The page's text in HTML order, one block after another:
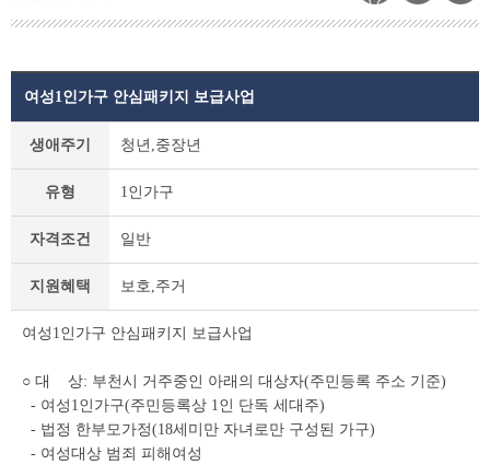
지
세
회
테
블
여성1인가구 안심패키지 보급사업
생애주기 청년,중장년
유형 1인가구
자격조건 일반
지원혜택 보호,주거
여성1인가구 안심패키지 보급사업
○ 대 상: 부천시 거주중인 아래의 대상자(주민등록 주소 기준)
- 여성1인가구(주민등록상 1인 단독 세대주)
- 법정 한부모가정(18세미만 자녀로만 구성된 가구)
- 여성대상 범죄 피해여성